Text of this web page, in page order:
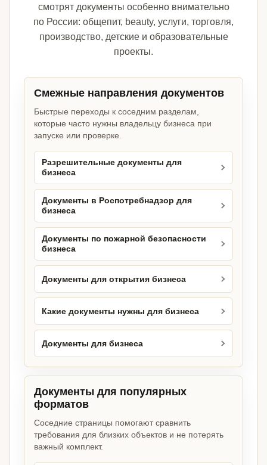
смотрят документы особенно внимательно
по России: общепит, beauty, услуги, торговля,
производство, детские и образовательные
проекты.
Смежные направления документов
Быстрые переходы к соседним разделам,
которые часто нужны владельцу бизнеса при
запуске или проверке.
Разрешительные документы для
бизнеса
Документы в Роспотребнадзор для
бизнеса
Документы по пожарной безопасности
бизнеса
Документы для открытия бизнеса
Какие документы нужны для бизнеса
Документы для бизнеса
Документы для популярных
форматов
Соседние страницы помогают сравнить
требования для близких объектов и не потерять
важный комплект.